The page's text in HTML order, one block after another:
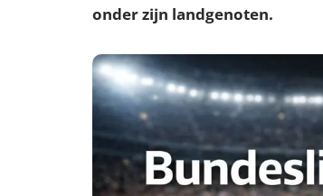
onder zijn landgenoten.